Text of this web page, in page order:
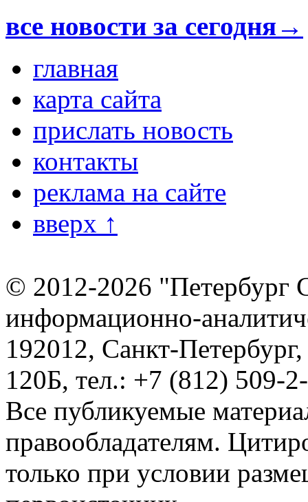
все новости за сегодня→
главная
карта сайта
прислать новость
контакты
реклама на сайте
вверх ↑
© 2012-2026 "Петербург
информационно-
192012, Санкт-
120Б, тел.: +7 (812) 509-
Все публикуемые
правообладателям.
только при условии